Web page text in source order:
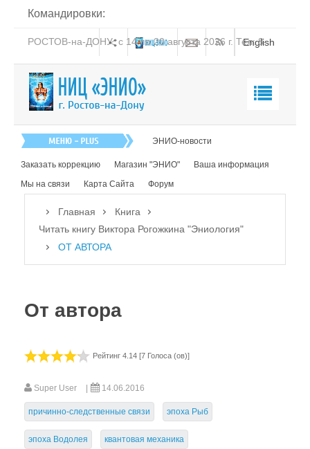
Командировки:
РОСТОВ-на-ДОНУ: с 14 по 20 августа 2026 г. Тел: 8-
English
Книга
ГЛАВА ПЕРВАЯ
современности
Почему закрыт для нас Райский сад?.. или
Коротко о главном
ортодоксальные воззрения
ЭНИО-новости
Заказать коррекцию Магазин "ЭНИО"
Ваша информация
Мы на связи
Карта Сайта Форум
Главная
Книга
Читать книгу Виктора Рогожкина "Эниология"
ОТ АВТОРА
От автора
Рейтинг 4.14 [7 Голоса (ов)]
Super User 14.06.2016
причинно-следственные связи эпоха Рыб
эпоха Водолея квантовая механика